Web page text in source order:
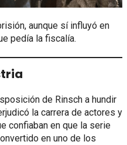
aunque sí influyó en
pedía la fiscalía.
de Rinsch a hundir
la carrera de actores y
confiaban en que la serie
en uno de los